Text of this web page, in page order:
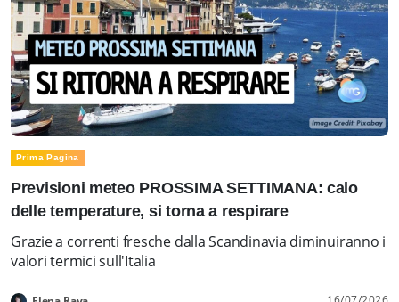
Prima Pagina
Previsioni meteo PROSSIMA SETTIMANA: calo
delle temperature, si torna a respirare
Grazie a correnti fresche dalla Scandinavia diminuiranno i
valori termici sull'Italia